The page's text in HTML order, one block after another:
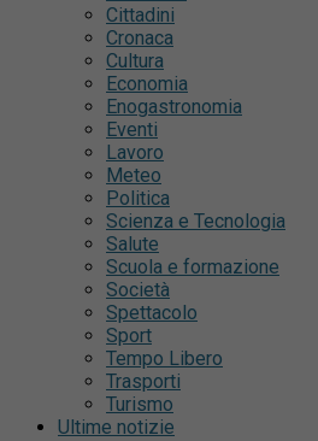
Cittadini
Cronaca
Cultura
Economia
Enogastronomia
Eventi
Lavoro
Meteo
Politica
Scienza e Tecnologia
Salute
Scuola e formazione
Società
Spettacolo
Sport
Tempo Libero
Trasporti
Turismo
Ultime notizie